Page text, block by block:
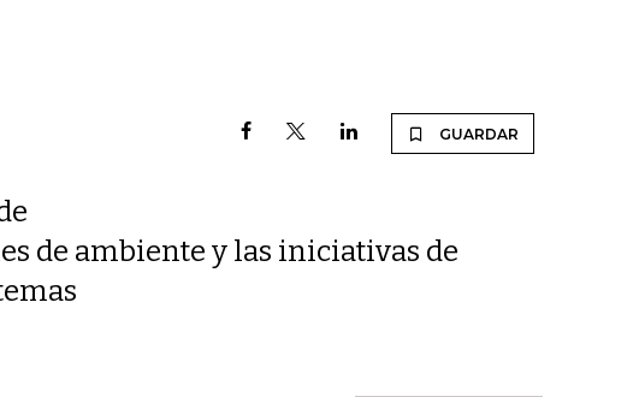
GUARDAR
de ambiente y las iniciativas de